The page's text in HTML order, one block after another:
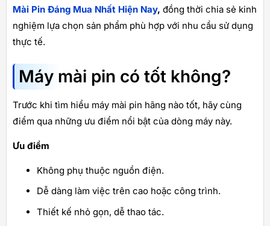
Mài Pin Đáng Mua Nhất Hiện Nay, đồng thời chia sẻ kinh
nghiệm lựa chọn sản phẩm phù hợp với nhu cầu sử dụng
thực tế.
Máy mài pin có tốt không?
Trước khi tìm hiểu máy mài pin hãng nào tốt, hãy cùng
điểm qua những ưu điểm nổi bật của dòng máy này.
Ưu điểm
Không phụ thuộc nguồn điện.
Dễ dàng làm việc trên cao hoặc công trình.
Thiết kế nhỏ gọn, dễ thao tác.